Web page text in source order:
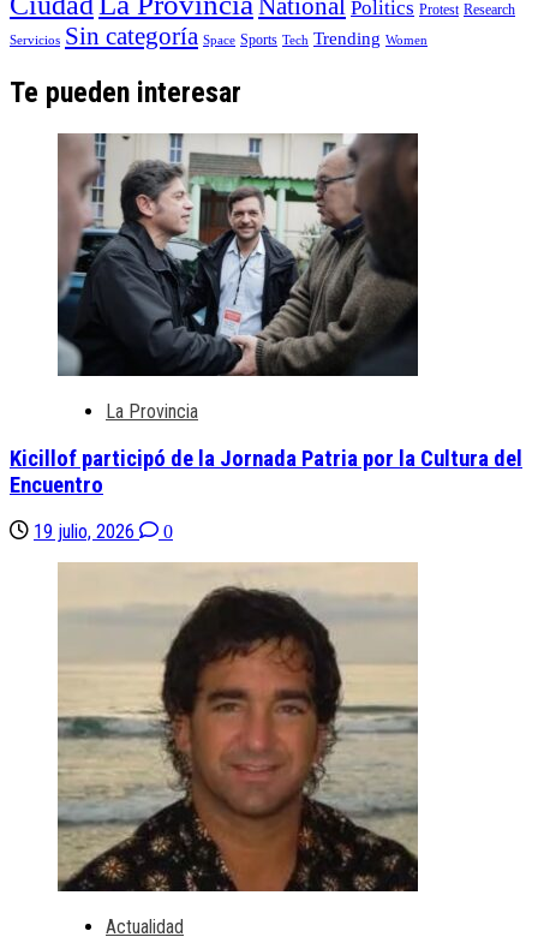
National Politics Protest Research
Servicios Sin categoría Space Sports Tech Trending Women
Te pueden interesar
La Provincia
Kicillof participó de la Jornada Patria por la Cultura del
Encuentro
19 julio, 2026 0
Actualidad